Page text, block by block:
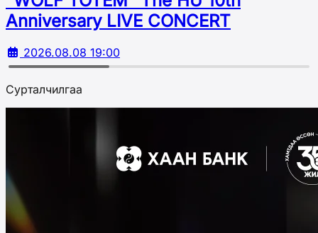
Аnniversary LIVE CONCERT
2026.08.08 19:00
Сурталчилгаа